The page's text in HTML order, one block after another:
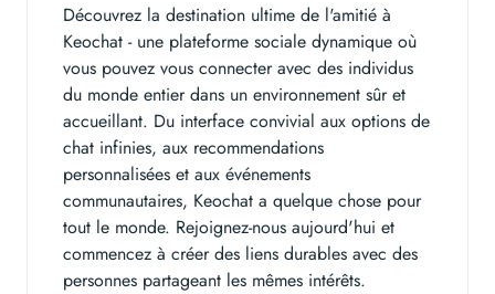
Découvrez la destination ultime de l'amitié à
Keochat - une plateforme sociale dynamique où
vous pouvez vous connecter avec des individus
du monde entier dans un environnement sûr et
accueillant. Du interface convivial aux options de
chat infinies, aux recommendations
personnalisées et aux événements
communautaires, Keochat a quelque chose pour
tout le monde. Rejoignez-nous aujourd'hui et
commencez à créer des liens durables avec des
personnes partageant les mêmes intérêts.